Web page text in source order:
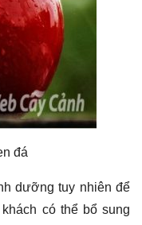
đá
dưỡng tuy nhiên để
có thể bổ sung